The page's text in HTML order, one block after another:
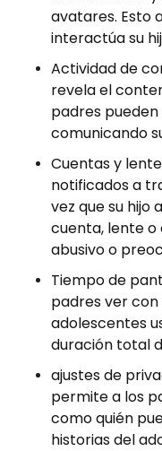
avatares. Esto
interactúa su
Actividad de
revela el
padres
comunicando
Cuentas y
notificados a
vez que su hijo
cuenta, lente
abusivo o
Tiempo de
padres ver con
adolescentes
duración total
ajustes de
permite a los
como quién
historias del